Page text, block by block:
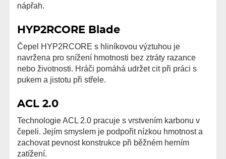
nápřah.
HYP2RCORE Blade
Čepel HYP2RCORE s hliníkovou výztuhou je
navržena pro snížení hmotnosti bez ztráty razance
nebo životnosti. Hráči pomáhá udržet cit při práci s
pukem a jistotu při střele.
ACL 2.0
Technologie ACL 2.0 pracuje s vrstvením karbonu v
čepeli. Jejím smyslem je podpořit nízkou hmotnost a
zachovat pevnost konstrukce při běžném herním
zatížení.